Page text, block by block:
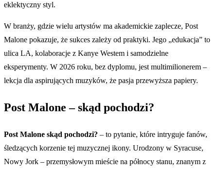
eklektyczny styl.
W branży, gdzie wielu artystów ma akademickie zaplecze, Post
Malone pokazuje, że sukces zależy od praktyki. Jego „edukacja” to
ulica LA, kolaboracje z Kanye Westem i samodzielne
eksperymenty. W 2026 roku, bez dyplomu, jest multimilionerem –
lekcja dla aspirujących muzyków, że pasja przewyższa papiery.
Post Malone – skąd pochodzi?
Post Malone skąd pochodzi? – to pytanie, które intryguje fanów,
śledzących korzenie tej muzycznej ikony. Urodzony w Syracuse,
Nowy Jork – przemysłowym mieście na północy stanu, znanym z